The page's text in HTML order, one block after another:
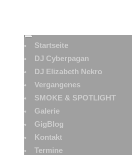
Startseite
DJ Cyberpagan
DJ Elizabeth Nekro
Vergangenes
SMOKE & SPOTLIGHT
Galerie
GigBlog
Kontakt
Termine